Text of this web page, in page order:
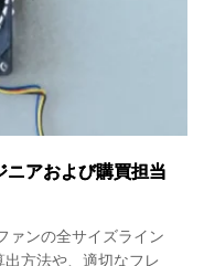
アおよび購買担当
ンの全サイズライン
方法や、適切なフレ